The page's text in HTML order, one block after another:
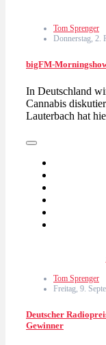
Tom Sprenger
Donnerstag, 2.
bigFM-
In Deutschland
Cannabis
Lauterbach hat
Tom Sprenger
Freitag, 9.
Deutscher
Gewinner